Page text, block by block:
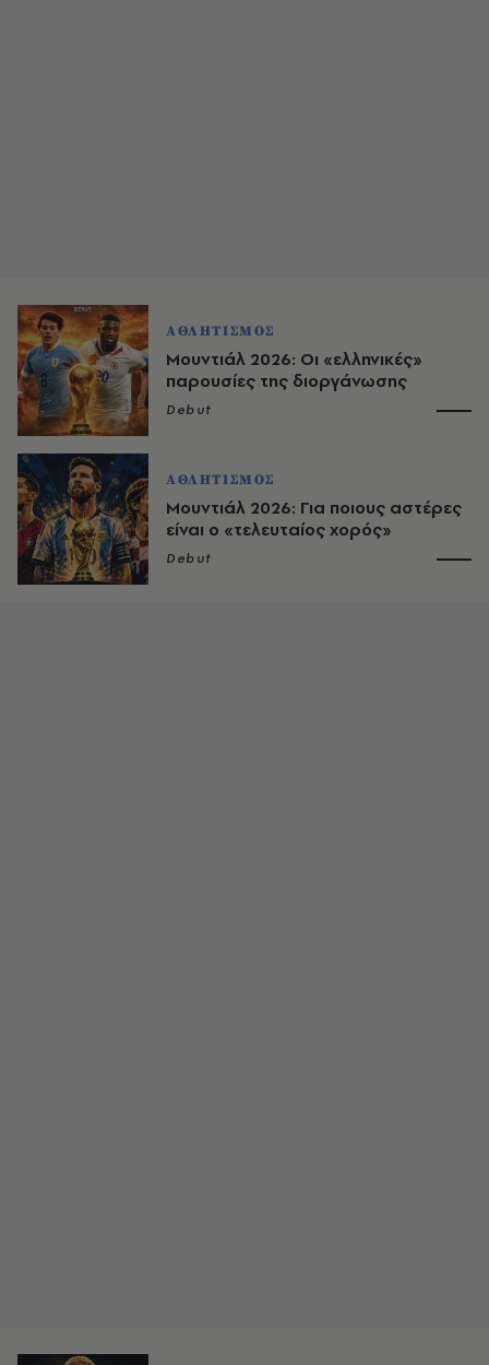
ΑΘΛΗΤΙΣΜΟΣ
Μουντιάλ 2026: Οι «ελληνικές»
παρουσίες της διοργάνωσης
Debut
ΑΘΛΗΤΙΣΜΟΣ
Μουντιάλ 2026: Για ποιους αστέρες
είναι ο «τελευταίος χορός»
Debut